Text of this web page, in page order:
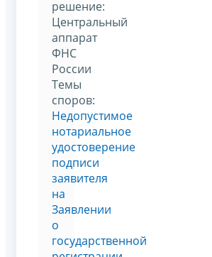
решение:
Центральный
аппарат
ФНС
России
Темы
споров:
Недопустимое
нотариальное
удостоверение
подписи
заявителя
на
Заявлении
о
государственной